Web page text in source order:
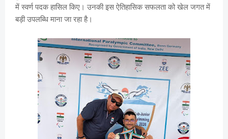
में स्वर्ण पदक हासिल किए। उनकी इस ऐतिहासिक सफलता को खेल जगत में
बड़ी उपलब्धि माना जा रहा है।